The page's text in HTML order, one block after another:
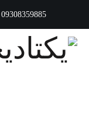
09308359885